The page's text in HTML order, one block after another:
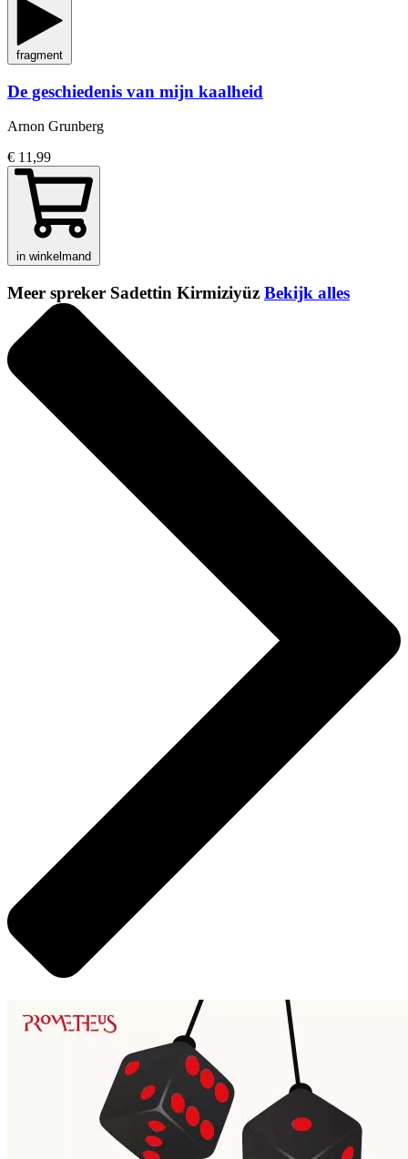
fragment
De geschiedenis van mijn kaalheid
Arnon Grunberg
€ 11,99
in winkelmand
Meer spreker Sadettin Kirmiziyüz Bekijk alles